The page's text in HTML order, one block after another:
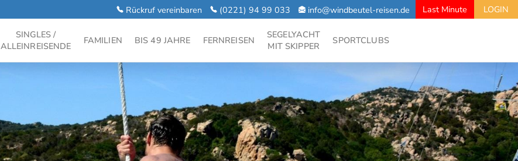
Rückruf vereinbaren (0221) 94 99 033 info@windbeutel-reisen.de Last Minute LOGIN
SINGLES /
ALLEINREISENDE
FAMILIEN BIS 49 JAHRE FERNREISEN
SEGELYACHT
MIT SKIPPER
SPORTCLUBS